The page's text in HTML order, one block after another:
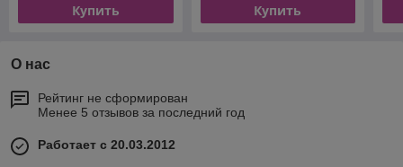
Купить Купить
О нас
Рейтинг не сформирован
Менее 5 отзывов за последний год
Работает с 20.03.2012